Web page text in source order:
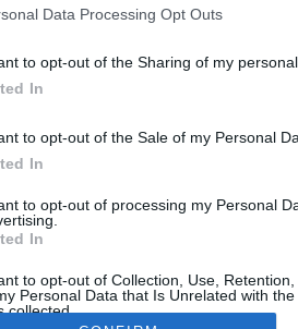
Data Processing Opt Outs
to opt-out of the Sharing of my personal
In
to opt-out of the Sale of my Personal
In
to opt-out of processing my Personal
In
to opt-out of Collection, Use,
Personal Data that Is Unrelated with
collected.